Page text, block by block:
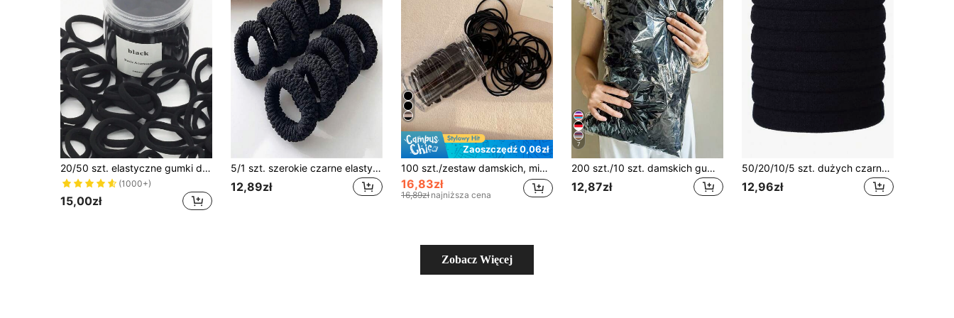
20/50 szt. elastyczne gumki do włosów o wysokiej rozciągliwości w puszce, frotki typu scrunchie dla kobiet, akcesoria do włosów, gumki do kucyka, sznurki do włosów
(1000+)
15,00zł
5/1 szt. szerokie czarne elastyczne gumki do włosów, minimalistyczne, o wysokiej elastyczności, dla kobiet, do codziennego użytku, na zewnątrz, casualowe, sportowe, bezszwowe grube pierścienie do włosów, odpowiednie do kucyka, nie niszczą włosów, prezent
12,89zł
Zaoszczędź 0,06zł
100 szt./zestaw damskich, minimalistycznych, eleganckich, czarnych gumek do włosów, gumki do włosów o wysokiej elastyczności, do codziennego użytku, na co dzień, na imprezę, do pracy, na wakacje, gumki do włosów z kocimi uszami, gumki do włosów, gumki do włosów, akcesoria do włosów, akcesoria do włosów, akcesoria do włosów, gumki do włosów, gumki do włosów
16,83zł
16,89zł najniższa cena
7
200 szt./10 szt. damskich gumek do włosów o wysokiej elastyczności, 4,3 cm/1,69 cala, czarne, uniwersalne, modne i uniwersalne, eleganckie i minimalistyczne akcesoria do włosów, odpowiednie do noszenia na co dzień, na co dzień, na imprezę, do pracy, na wakacje, do mycia twarzy, kąpieli, makijażu, stylizacji włosów, dopasowywania stroju, akcesoriów do domu i urody, prezentów, gumek do włosów, gumek do włosów, gumek do włosów, gumek do włosów, gumek do włosów, gumek do włosów, akcesoriów do stroju sportowego na siłownię
12,87zł
50/20/10/5 szt. dużych czarnych gumek do włosów, grube bezszwowe gumki do kucyka, elastyczne, dla kobiet i dziewczynek, akcesoria do włosów
12,96zł
Zobacz Więcej